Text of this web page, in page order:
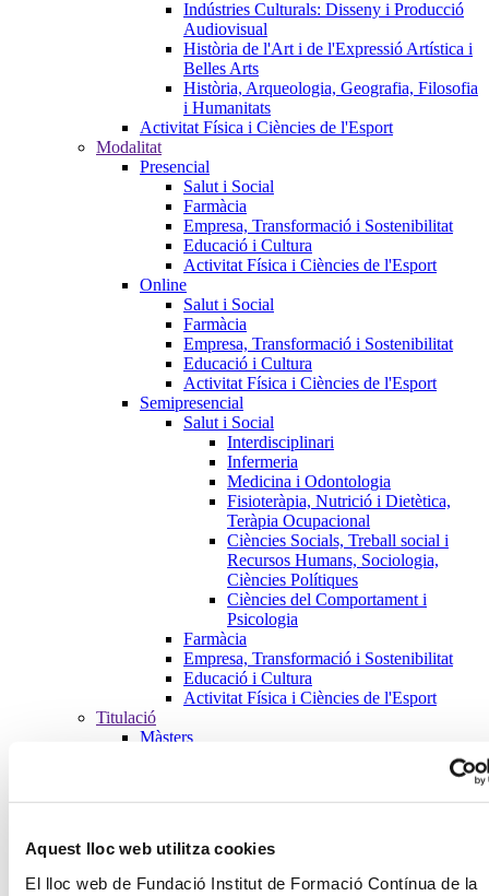
Aquest lloc web utilitza cookies
El lloc web de Fundació Institut de Formació Contínua de la
Indústries Culturals: Disseny i Producció
Audiovisual
Història de l'Art i de l'Expressió Artística i
Belles Arts
Història, Arqueologia, Geografia, Filosofia
i Humanitats
Activitat Física i Ciències de l'Esport
Modalitat
Presencial
Salut i Social
Farmàcia
Empresa, Transformació i Sostenibilitat
Educació i Cultura
Activitat Física i Ciències de l'Esport
Online
Salut i Social
Farmàcia
Empresa, Transformació i Sostenibilitat
Educació i Cultura
Activitat Física i Ciències de l'Esport
Semipresencial
Salut i Social
Interdisciplinari
Infermeria
Medicina i Odontologia
Fisioteràpia, Nutrició i Dietètica,
Teràpia Ocupacional
Ciències Socials, Treball social i
Recursos Humans, Sociologia,
Ciències Polítiques
Ciències del Comportament i
Psicologia
Farmàcia
Empresa, Transformació i Sostenibilitat
Educació i Cultura
Activitat Física i Ciències de l'Esport
Titulació
Màsters
Formació de Postgraus
Salut i Social